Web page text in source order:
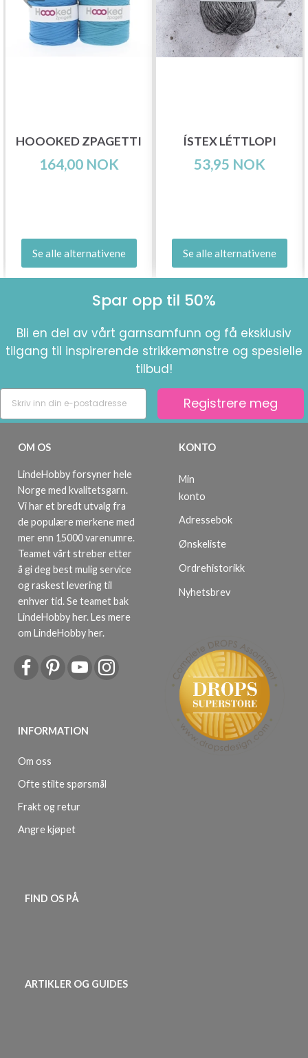
HOOOKED ZPAGETTI
164,00 NOK
Se alle alternativene
ÍSTEX LÉTTLOPI
53,95 NOK
Se alle alternativene
Spar opp til 50%
Bli en del av vårt garnsamfunn og få eksklusiv
tilgang til inspirerende strikkemønstre og spesielle
tilbud!
Registrere meg
OM OS
LindeHobby forsyner hele
Norge med kvalitetsgarn.
Vi har et bredt utvalg fra
de populære merkene med
mer enn 15000 varenumre.
Teamet vårt streber etter
å gi deg best mulig service
og raskest levering til
enhver tid. Se teamet bak
LindeHobby her.Les mere
om LindeHobby her.
INFORMATION
Om oss
Ofte stilte spørsmål
Frakt og retur
Angre kjøpet
KONTO
Min
konto
Adressebok
Ønskeliste
Ordrehistorikk
Nyhetsbrev
FIND OS PÅ
ARTIKLER OG GUIDES